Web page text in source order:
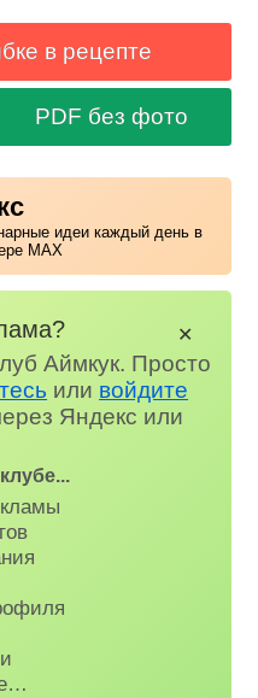
в рецепте
PDF без фото
идеи каждый день в
MAX
Аймкук. Просто
или войдите
Яндекс или
✕